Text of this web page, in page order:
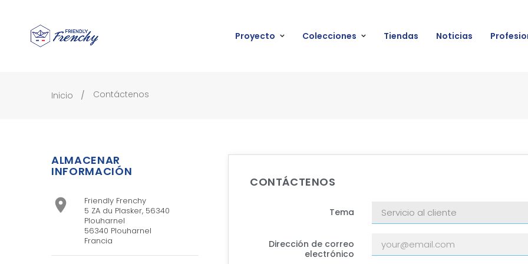
Proyecto Colecciones Tiendas Noticias
Inicio Contáctenos
ALMACENAR
INFORMACIÓN

Friendly Frenchy
5 ZA du Plasker, 56340
Plouharnel
56340 Plouharnel
Francia
CONTÁCTENOS
Tema
Dirección de correo
electrónico